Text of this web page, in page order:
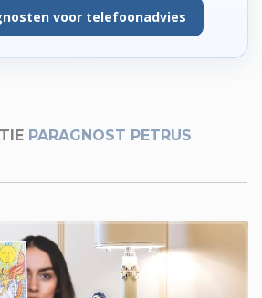
voor telefoonadvies
PARAGNOST PETRUS